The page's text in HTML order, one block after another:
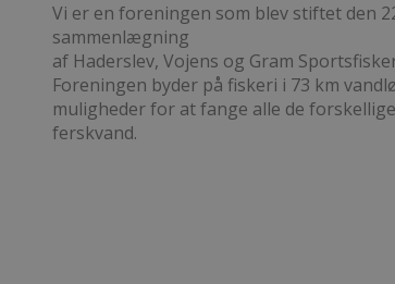
Vi er en foreningen som blev stiftet den
sammenlægning
af Haderslev, Vojens og Gram
Foreningen byder på fiskeri i 73 km
muligheder for at fange alle de
ferskvand.